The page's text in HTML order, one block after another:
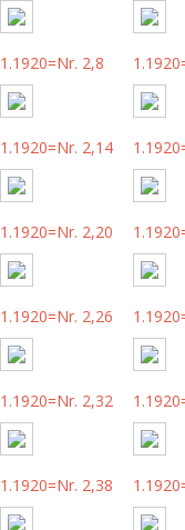
1.1920=Nr. 2,8
1.1920=Nr. 2,14
1.1920=Nr. 2,20
1.1920=Nr. 2,26
1.1920=Nr. 2,32
1.1920=Nr. 2,38